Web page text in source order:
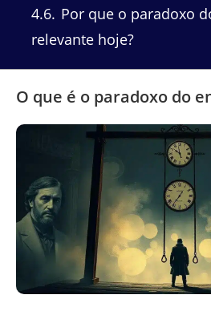
4.6 Por que o paradoxo
relevante hoje?
O que é o paradoxo do